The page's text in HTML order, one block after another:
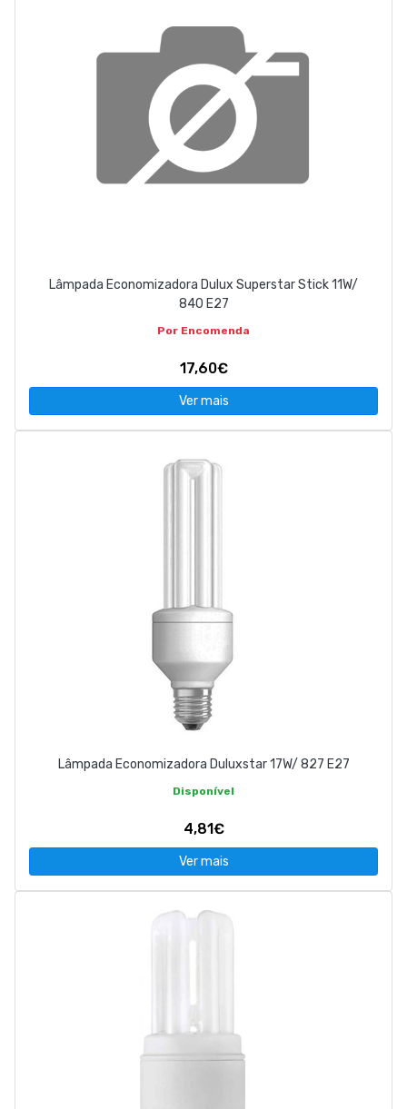
Lâmpada Economizadora Dulux Superstar Stick 11W/
840 E27
Por Encomenda
17,60€
Ver mais
Lâmpada Economizadora Duluxstar 17W/ 827 E27
Disponível
4,81€
Ver mais